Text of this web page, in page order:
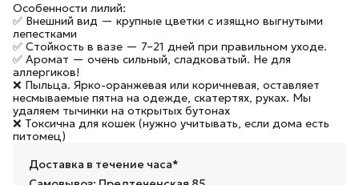
Особенности лилий:
✅ Внешний вид — крупные цветки с изящно выгнутыми
лепестками
✅ Стойкость в вазе — 7–21 дней при правильном уходе.
✅ Аромат — очень сильный, сладковатый. Не для
аллергиков!
❌ Пыльца. Ярко-оранжевая или коричневая, оставляет
несмываемые пятна на одежде, скатертях, руках. Мы
удаляем тычинки на открытых бутонах
❌ Токсична для кошек (нужно учитывать, если дома есть
питомец)
Доставка в течение часа*